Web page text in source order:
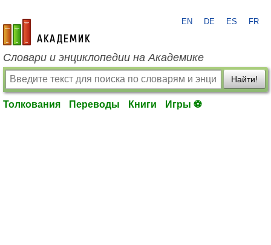
academic.ru
EN DE ES FR
Словари и энциклопедии на Академике
Найти!
Толкования Переводы Книги Игры ⚽